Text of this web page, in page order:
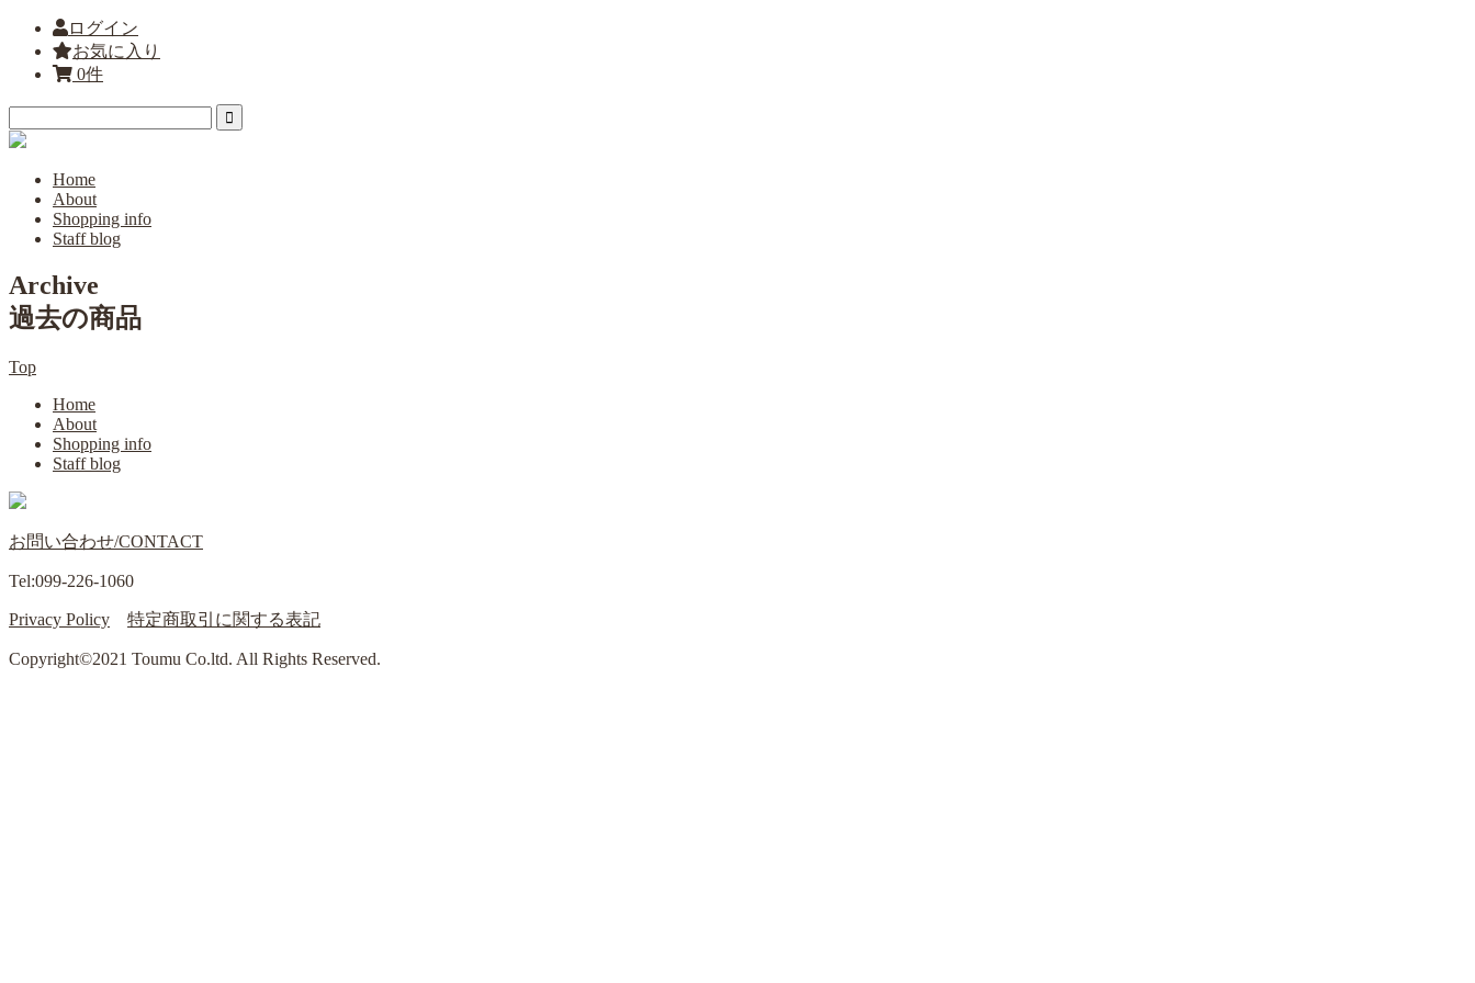
ログイン
お気に入り
0件
Home
About
Shopping info
Staff blog
Archive
過去の商品
Top
Home
About
Shopping info
Staff blog
お問い合わせ/CONTACT
Tel:099-226-1060
Privacy Policy 特定商取引に関する表記
Copyright©2021 Toumu Co.ltd. All Rights Reserved.